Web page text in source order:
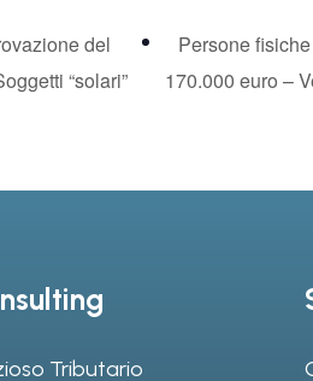
del
“solari”
Persone
170.000 euro –
Tributario